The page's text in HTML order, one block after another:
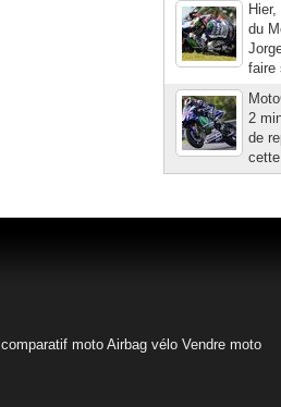
du
faire
2
de
comparatif moto Airbag vélo Vendre moto